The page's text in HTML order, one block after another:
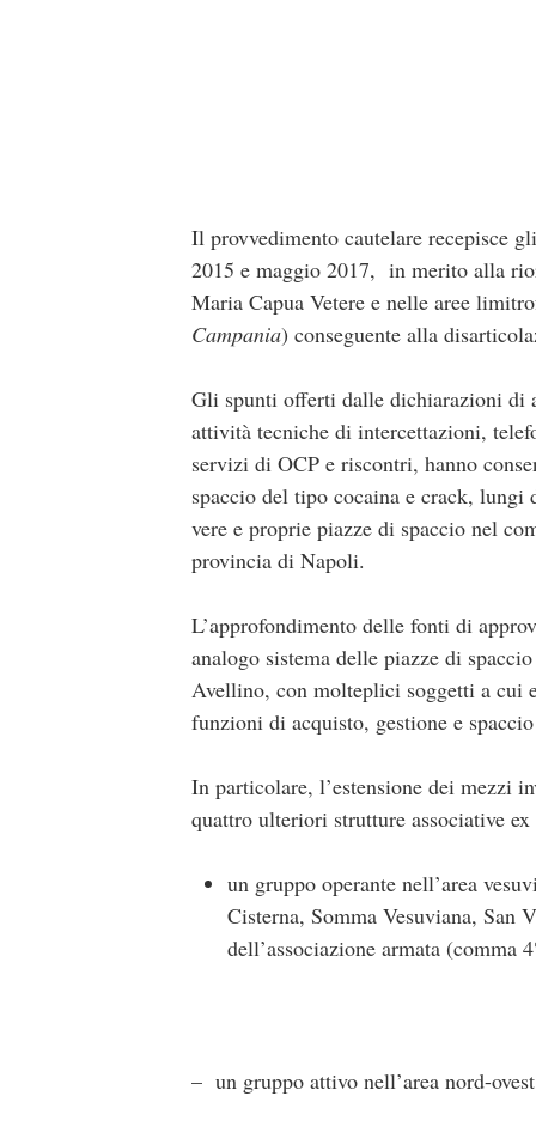
Il provvedimento cautelare recepisce
2015 e maggio 2017, in merito alla
Maria Capua Vetere e nelle aree
Campania) conseguente alla
Gli spunti offerti dalle dichiarazioni di
attività tecniche di intercettazioni,
servizi di OCP e riscontri, hanno
spaccio del tipo cocaina e crack,
vere e proprie piazze di spaccio nel
provincia di Napoli.
L’approfondimento delle fonti di
analogo sistema delle piazze di
Avellino, con molteplici soggetti a cui
funzioni di acquisto, gestione e
In particolare, l’estensione dei mezzi
quattro ulteriori strutture associative
un gruppo operante nell’area
Cisterna, Somma Vesuviana, San
dell’associazione armata (comma
– un gruppo attivo nell’area nord-